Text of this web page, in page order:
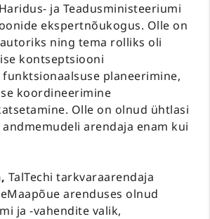
ja Teadusministeeriumi
ekspertnõukogus. Olle on
ning tema rolliks oli
kontseptsiooni
planeerimine,
koordineerimine
Olle on olnud ühtlasi
andmemudeli arendaja enam kui
TalTechi tarkvaraarendaja
arenduses olnud
ja -vahendite valik,